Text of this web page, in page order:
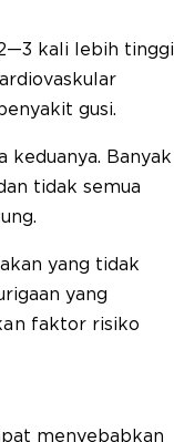
kali lebih tinggi
gusi.
keduanya. Banyak
tidak semua
yang tidak
yang
faktor risiko
menyebabkan